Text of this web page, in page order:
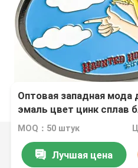
Оптовая западная мода
эмаль цвет цинк сплав
серебристый покрытый
нержавеющей стали
MOQ：50 штук
Лучшая цена